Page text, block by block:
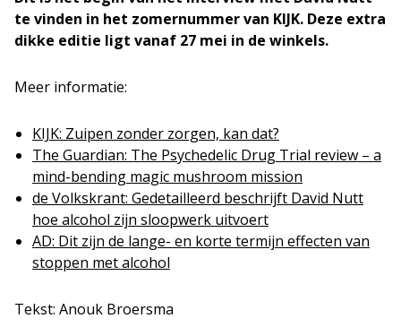
te vinden in het zomernummer van KIJK. Deze extra
dikke editie ligt vanaf 27 mei in de winkels.
Meer informatie:
KIJK: Zuipen zonder zorgen, kan dat?
The Guardian: The Psychedelic Drug Trial review – a
mind-bending magic mushroom mission
de Volkskrant: Gedetailleerd beschrijft David Nutt
hoe alcohol zijn sloopwerk uitvoert
AD: Dit zijn de lange- en korte termijn effecten van
stoppen met alcohol
Tekst: Anouk Broersma